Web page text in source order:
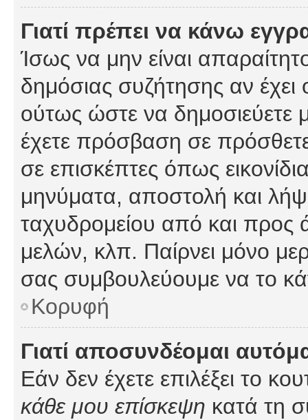
Γιατί πρέπει να κάνω
Ίσως να μην είναι
δημόσιας συζήτησης αν έχει
ούτως ώστε να δημοσιεύετε
έχετε πρόσβαση σε
σε επισκέπτες όπως
μηνύματα, αποστολή και
ταχυδρομείου από και προς
μελών, κλπ. Παίρνει μόνο
σας συμβουλεύουμε να το
Κορυφή
Γιατί αποσυνδέομαι
Εάν δεν έχετε επιλέξει το
κάθε μου επίσκεψη κατά τη